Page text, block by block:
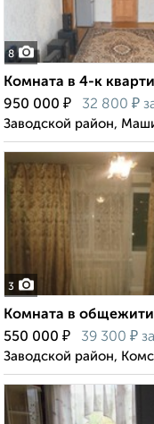
8
Комната в 4-к
950 000 ₽ 32 800 ₽
Заводской район,
3
Комната в
550 000 ₽ 39 300 ₽
Заводской район,